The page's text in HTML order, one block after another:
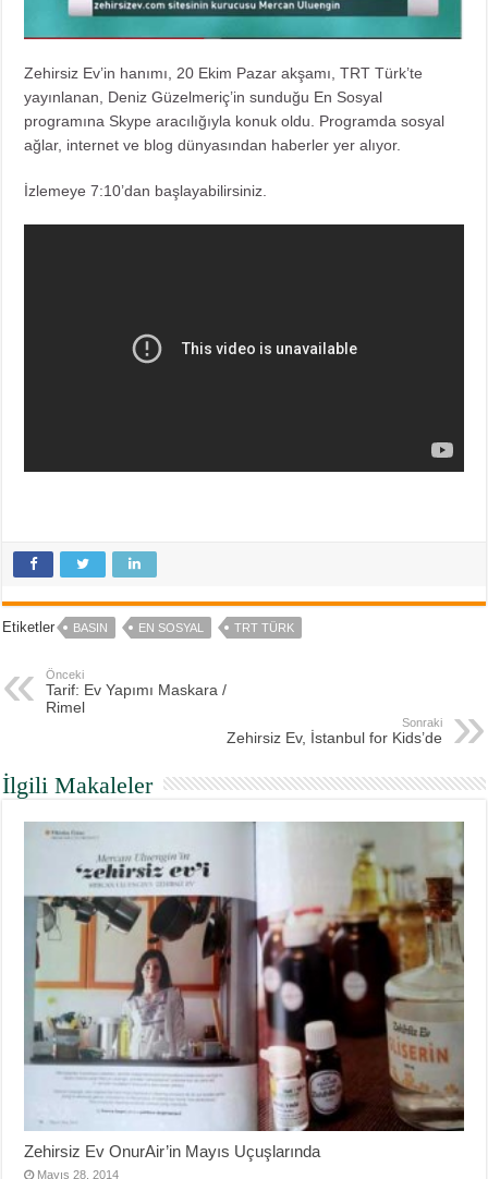
Zehirsiz Ev’in hanımı, 20 Ekim Pazar akşamı, TRT Türk’te
yayınlanan, Deniz Güzelmeriç’in sunduğu En Sosyal
programına Skype aracılığıyla konuk oldu. Programda sosyal
ağlar, internet ve blog dünyasından haberler yer alıyor.
İzlemeye 7:10’dan başlayabilirsiniz.
Etiketler BASIN EN SOSYAL TRT TÜRK
Önceki
Tarif: Ev Yapımı Maskara /
Rimel
Sonraki
Zehirsiz Ev, İstanbul for Kids’de
İlgili Makaleler
Zehirsiz Ev OnurAir’in Mayıs Uçuşlarında
Mayıs 28, 2014